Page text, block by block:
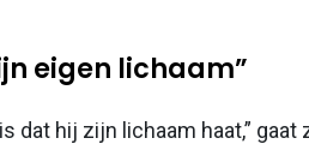
eigen lichaam”
dat hij zijn lichaam haat,”